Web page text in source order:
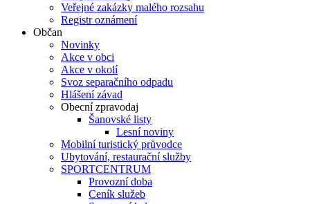
Veřejné zakázky malého rozsahu
Registr oznámení
Občan
Novinky
Akce v obci
Akce v okolí
Svoz separačního odpadu
Hlášení závad
Obecní zpravodaj
Šanovské listy
Lesní noviny
Mobilní turistický průvodce
Ubytování, restaurační služby
SPORTCENTRUM
Provozní doba
Ceník služeb